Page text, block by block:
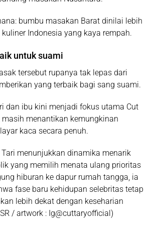
bumbu masakan Barat dinilai lebih
Indonesia yang kaya rempah.
untuk suami
tersebut rupanya tak lepas dari
yang terbaik bagi sang suami.
dan ibu kini menjadi fokus utama Cut
menantikan kemungkinan
kaca secara penuh.
menunjukkan dinamika menarik
yang memilih menata ulang prioritas
hiburan ke dapur rumah tangga, ia
fase baru kehidupan selebritas tetap
lebih dekat dengan keseharian
/ artwork : Ig@cuttaryofficial)